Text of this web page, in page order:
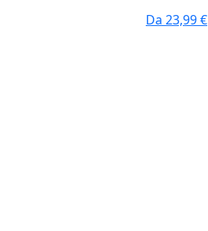
Da 23,99 €